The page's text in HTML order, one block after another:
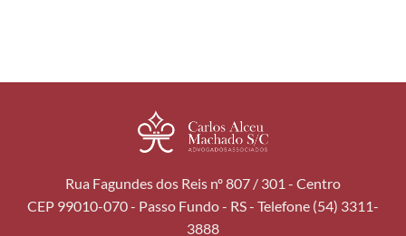
Rua Fagundes dos Reis nº 807 / 301 - Centro
CEP 99010-070 - Passo Fundo - RS - Telefone (54) 3311-
3888